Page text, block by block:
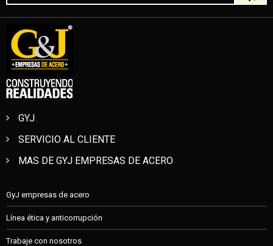
GYJ
SERVICIO AL CLIENTE
MAS DE GYJ EMPRESAS DE ACERO
GyJ empresas de acero
Línea ética y anticorrupción
Trabaje con nosotros